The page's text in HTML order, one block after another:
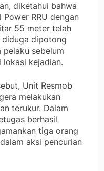
diketahui bahwa
RRU dengan
55 meter telah
diduga dipotong
pelaku sebelum
kejadian.
Unit Resmob
melakukan
terukur. Dalam
berhasil
tiga orang
aksi pencurian